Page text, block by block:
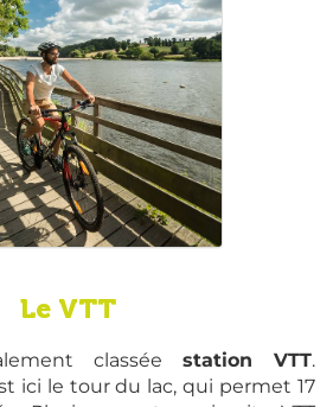
Le VTT
classée station VTT.
ici le tour du lac, qui permet 17